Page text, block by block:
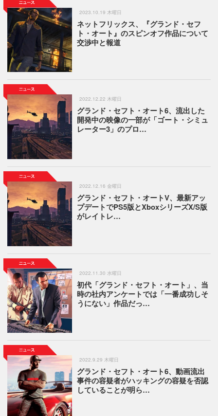
2023.10.19 木曜日
ネットフリックス、『グランド・セフ
ト・オート』のスピンオフ作品について
交渉中と報道
2022.12.22 木曜日
グランド・セフト・オート6、流出した
開発中の映像の一部が「ゴート・シミュ
レーター3」のプロ…
2022.12.16 金曜日
グランド・セフト・オートV、最新アッ
プデートでPS5版とXboxシリーズX/S版
がレイトレ…
2022.11.30 水曜日
初代「グランド・セフト・オート」、当
時の社内アンケートでは「一番成功しそ
うにない」作品だっ…
2022.9.29 木曜日
グランド・セフト・オート6、動画流出
事件の容疑者がハッキングの容疑を否認
していることが明ら…